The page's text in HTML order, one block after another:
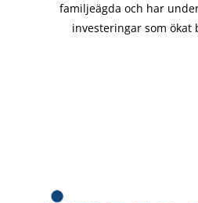
familjeägda och har
investeringar som ökat